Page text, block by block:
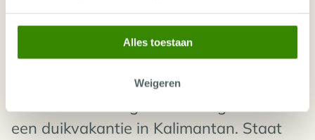
Alles toestaan
Weigeren
FAQ | DUIKVAKANTIE KALIMANTAN
een duikvakantie in Kalimantan. Staat